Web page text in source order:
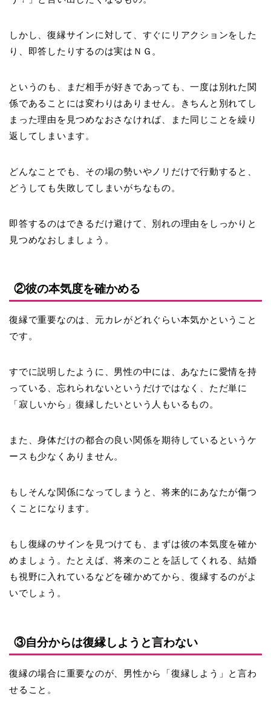
しかし、復縁サインに対して、 すぐにリアクションをした
り、即答したりするのは実はＮＧ。
というのも、まだ相手が好きであっても、一度は別れた関
係であることには変わりはありません。きちんと別れてし
まった理由を見つめなおさなければ、また同じことを繰り
返してしまいます。
どんなことでも、その場の勢いやノリだけで行動すると、
どうしても失敗してしまいがちなもの。
即答するのはできるだけ避けて、別れの理由をしっかりと
見つめなおしましょう。
②彼の本気度を確かめる
復縁で重要なのは、 元カレがどれぐらい本気かということ
です。
すでに説明したように、男性の中には、あなたに愛情を持
っている、忘れられないというだけではなく、ただ単に
「寂しいから」復縁したいという人もいるもの。
また、身体だけの都合の良い関係を期待しているというケ
ースも少なくありません。
もしそんな関係になってしまうと、将来的にあなたが傷つ
くことになります。
もし復縁のサインを見つけても、まずは彼の本気度を確か
めましょう。たとえば、将来のことを話してくれる、結婚
も視野に入れているなどを確かめてから、復縁するのがよ
いでしょう。
③自分からは復縁しようと言わない
復縁の場合に重要なのが、 男性から「復縁しよう」と言わ
せる こと。